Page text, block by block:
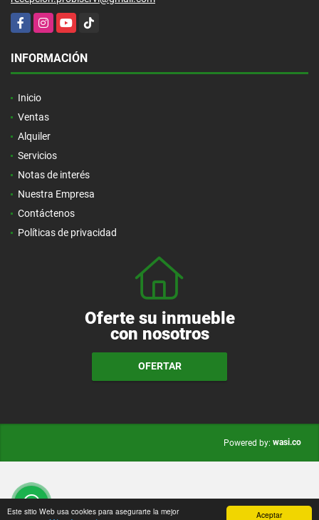
Aceptar
Este sitio Web usa cookies para asegurarte la mejor
FacebookInstagramYouTubeTikTok
INFORMACIÓN
Inicio
Ventas
Alquiler
Servicios
Notas de interés
Nuestra Empresa
Contáctenos
Políticas de privacidad
Oferte su inmueble
con nosotros
OFERTAR
Powered by: wasi.co